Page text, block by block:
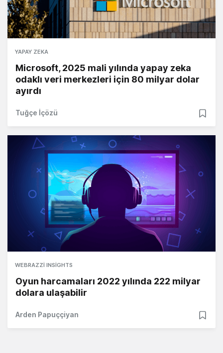
YAPAY ZEKA
Microsoft, 2025 mali yılında yapay zeka
odaklı veri merkezleri için 80 milyar dolar
ayırdı
Tuğçe İçözü
WEBRAZZI INSIGHTS
Oyun harcamaları 2022 yılında 222 milyar
dolara ulaşabilir
Arden Papuççiyan